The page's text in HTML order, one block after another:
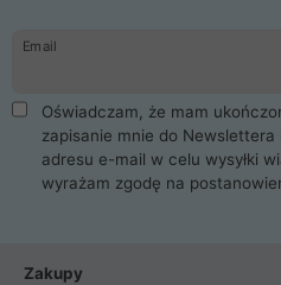
Email
Oświadczam, że mam
zapisanie mnie do
adresu e-mail w celu wysyłki
wyrażam zgodę na
Zakupy